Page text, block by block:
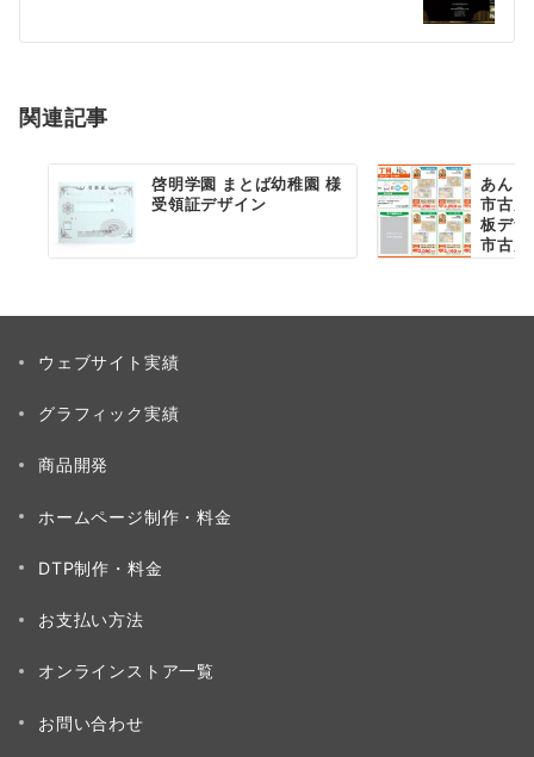
シ
ン
関連記事
啓明学園 まとば幼稚園 様
受領証デザイン
あん
市古川
板デザ
市古
ウェブサイト実績
グラフィック実績
商品開発
ホームページ制作・料金
DTP制作・料金
お支払い方法
オンラインストア一覧
お問い合わせ